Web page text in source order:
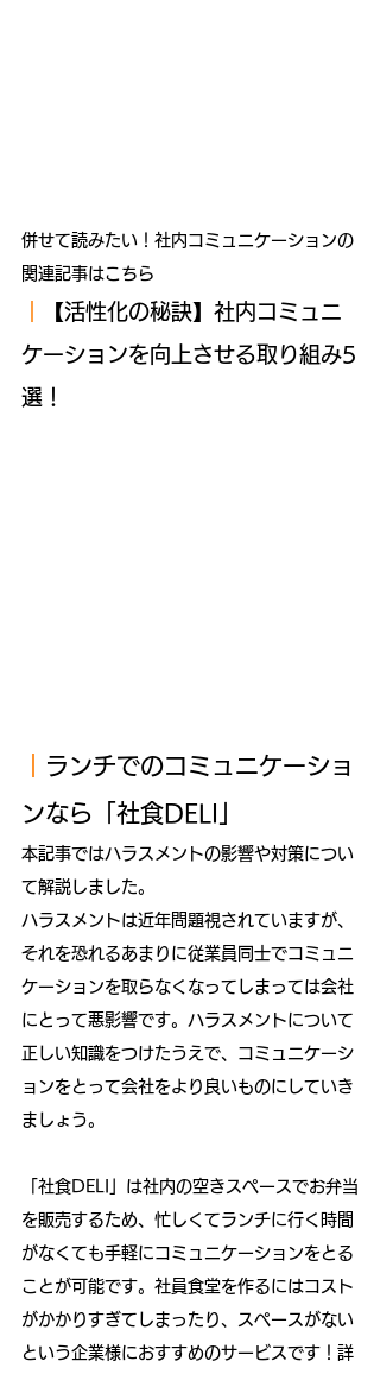
併せて読みたい！社内コミュニケーションの
関連記事はこちら
【活性化の秘訣】社内コミュニ
ケーションを向上させる取り組み5
選！
ランチでのコミュニケーショ
ンなら「社食DELI」
本記事ではハラスメントの影響や対策につい
て解説しました。
ハラスメントは近年問題視されていますが、
それを恐れるあまりに従業員同士でコミュニ
ケーションを取らなくなってしまっては会社
にとって悪影響です。ハラスメントについて
正しい知識をつけたうえで、コミュニケーシ
ョンをとって会社をより良いものにしていき
ましょう。
「社食DELI」は社内の空きスペースでお弁当
を販売するため、忙しくてランチに行く時間
がなくても手軽にコミュニケーションをとる
ことが可能です。社員食堂を作るにはコスト
がかかりすぎてしまったり、スペースがない
という企業様におすすめのサービスです！詳